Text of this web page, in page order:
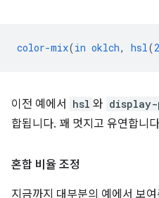
color-mix(in oklch, hsl(
이전 예에서 hsl 와 display-
합됩니다. 꽤 멋지고 유연합니
혼합 비율 조정
지금까지 대부분의 예에서 보